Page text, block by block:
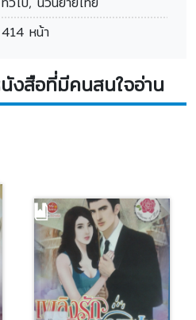
414 หน้า
นังสือที่มีคนสนใจอ่าน